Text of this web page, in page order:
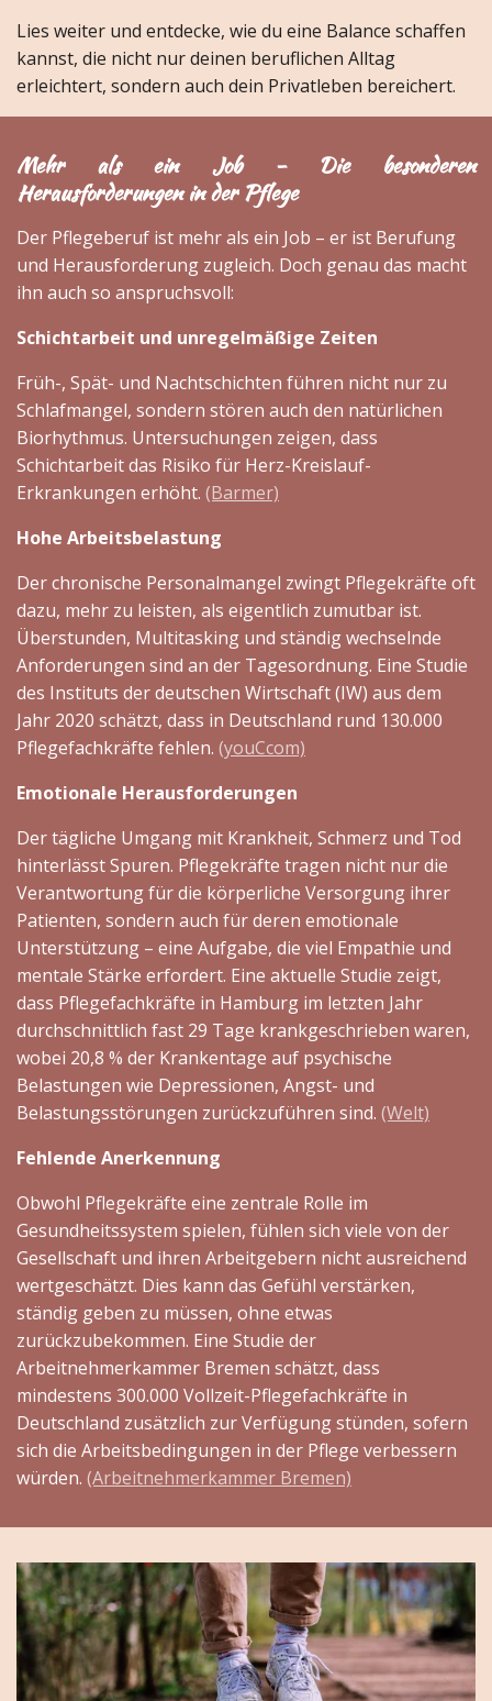
Lies weiter und entdecke, wie du eine Balance schaffen
kannst, die nicht nur deinen beruflichen Alltag
erleichtert, sondern auch dein Privatleben bereichert.
Mehr als ein Job - Die besonderen
Herausforderungen in der Pflege
Der Pflegeberuf ist mehr als ein Job – er ist Berufung
und Herausforderung zugleich. Doch genau das macht
ihn auch so anspruchsvoll:
Schichtarbeit und unregelmäßige Zeiten
Früh-, Spät- und Nachtschichten führen nicht nur zu
Schlafmangel, sondern stören auch den natürlichen
Biorhythmus. Untersuchungen zeigen, dass
Schichtarbeit das Risiko für Herz-Kreislauf-
Erkrankungen erhöht. (Barmer)
Hohe Arbeitsbelastung
Der chronische Personalmangel zwingt Pflegekräfte oft
dazu, mehr zu leisten, als eigentlich zumutbar ist.
Überstunden, Multitasking und ständig wechselnde
Anforderungen sind an der Tagesordnung. Eine Studie
des Instituts der deutschen Wirtschaft (IW) aus dem
Jahr 2020 schätzt, dass in Deutschland rund 130.000
Pflegefachkräfte fehlen. (youCcom)
Emotionale Herausforderungen
Der tägliche Umgang mit Krankheit, Schmerz und Tod
hinterlässt Spuren. Pflegekräfte tragen nicht nur die
Verantwortung für die körperliche Versorgung ihrer
Patienten, sondern auch für deren emotionale
Unterstützung – eine Aufgabe, die viel Empathie und
mentale Stärke erfordert. Eine aktuelle Studie zeigt,
dass Pflegefachkräfte in Hamburg im letzten Jahr
durchschnittlich fast 29 Tage krankgeschrieben waren,
wobei 20,8 % der Krankentage auf psychische
Belastungen wie Depressionen, Angst- und
Belastungsstörungen zurückzuführen sind. (Welt)
Fehlende Anerkennung
Obwohl Pflegekräfte eine zentrale Rolle im
Gesundheitssystem spielen, fühlen sich viele von der
Gesellschaft und ihren Arbeitgebern nicht ausreichend
wertgeschätzt. Dies kann das Gefühl verstärken,
ständig geben zu müssen, ohne etwas
zurückzubekommen. Eine Studie der
Arbeitnehmerkammer Bremen schätzt, dass
mindestens 300.000 Vollzeit-Pflegefachkräfte in
Deutschland zusätzlich zur Verfügung stünden, sofern
sich die Arbeitsbedingungen in der Pflege verbessern
würden. (Arbeitnehmerkammer Bremen)